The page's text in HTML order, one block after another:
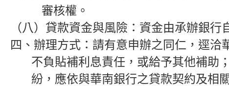
審核權。
（八）貸款資金與風險：資金由承辦銀行
四、辦理方式：請有意申辦之同仁，逕
不負貼補利息責任，或給予其他補助
紛，應依與華南銀行之貸款契約及相